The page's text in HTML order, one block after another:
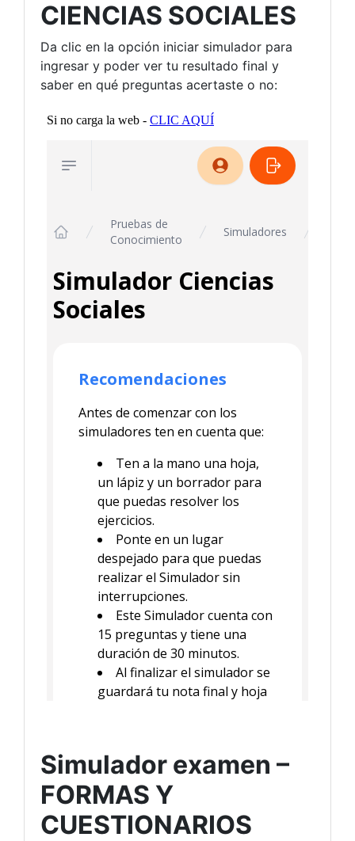
CIENCIAS SOCIALES
Da clic en la opción iniciar simulador para
ingresar y poder ver tu resultado final y
saber en qué preguntas acertaste o no:
Simulador examen –
FORMAS Y
CUESTIONARIOS